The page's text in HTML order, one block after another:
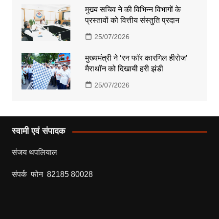
मुख्य सचिव ने की विभिन्न विभागों के
प्रस्तावों को वित्तीय संस्तुति प्रदान
25/07/2026
मुख्यमंत्री ने ‘रन फॉर कारगिल हीरोज’
मैराथॉन को दिखायी हरी झंडी
25/07/2026
स्वामी एवं संपादक
संजय थपलियाल
संपर्क फोन 82185 80028